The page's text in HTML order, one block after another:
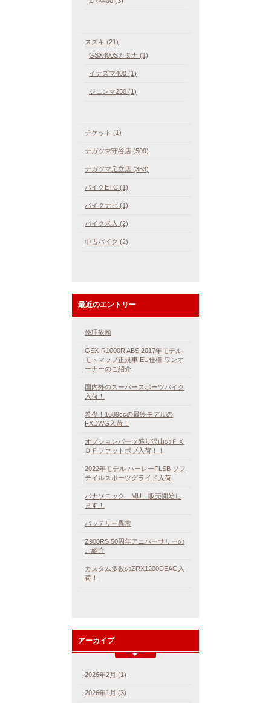
スズキ (21)
GSX400Sカタナ (1)
イナズマ400 (1)
ジェンマ250 (1)
チケット (1)
ナガツマ守谷店 (509)
ナガツマ足立店 (353)
バイクETC (1)
バイクナビ (1)
バイク求人 (2)
中古バイク (2)
最近のエントリー
修理依頼
GSX-R1000R ABS 2017年モデル
モトマップ正規車 EU仕様 ワンオ
ーナーのご紹介
国内外のスーパースポーツバイク
入荷！
希少！1689ccの最終モデルの
FXDWG入荷！
オプションパーツ盛り沢山のＦＸ
ＤＦファットボブ入荷！！
2022年モデル ハーレーFLSB ソフ
テイルスポーツグライド入荷
パナソニック MU 販売開始し
ます！
バッテリー異常
Z900RS 50周年アニバーサリーの
ご紹介
カスタム多数のZRX1200DEAG入
荷！
アーカイブ
2026年2月 (1)
2026年1月 (3)